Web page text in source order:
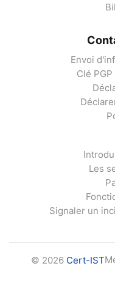
Envoi
Clé
Les
Signaler un
© 2026 Cert-IST